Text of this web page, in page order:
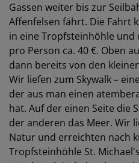
Gassen weiter bis zur
Affenfelsen fährt. Die Fahrt
in eine Tropfsteinhöhle
pro Person ca. 40 €. Oben
dann bereits von den
Wir liefen zum Skywalk –
der aus man einen
hat. Auf der einen Seite die
der anderen das Meer. Wir
Natur und erreichten nach
Tropfsteinhöhle St.